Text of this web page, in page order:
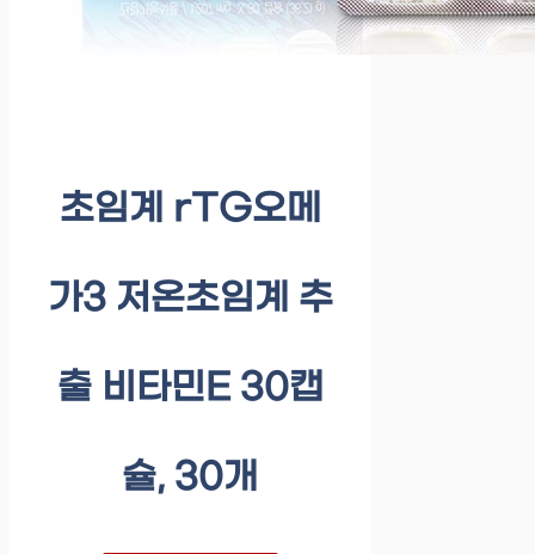
초임계 rTG오메
가3 저온초임계 추
출 비타민E 30캡
슐, 30개